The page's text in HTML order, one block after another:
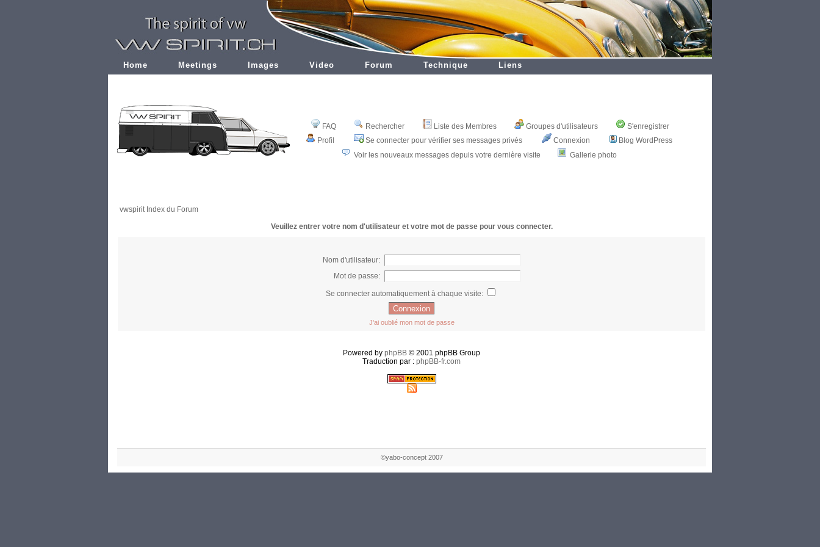
Home Meetings Images Video Forum Technique Liens
FAQ Rechercher Liste des Membres Groupes d'utilisateurs
S'enregistrer
Profil
Se connecter pour vérifier ses messages privés Connexion
Blog WordPress
Voir les nouveaux messages depuis votre dernière visite
Gallerie photo
vwspirit Index du Forum
Veuillez entrer votre nom d'utilisateur et votre mot de passe pour vous connecter.
Nom d'utilisateur:
Mot de passe:
Se connecter automatiquement à chaque visite:
J'ai oublié mon mot de passe
Powered by phpBB © 2001 phpBB Group
Traduction par : phpBB-fr.com
©yabo-concept 2007